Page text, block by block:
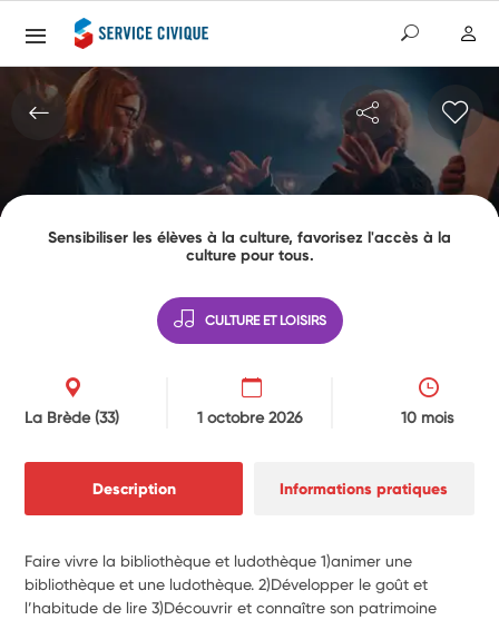
Sensibiliser les élèves à la culture, favorisez l'accès à la
culture pour tous.
CULTURE ET LOISIRS
La Brède(33) 1 octobre 2026 10 mois
Description Informations pratiques
Faire vivre la bibliothèque et ludothèque 1)animer une
bibliothèque et une ludothèque. 2)Développer le goût et
l’habitude de lire 3)Découvrir et connaître son patrimoine